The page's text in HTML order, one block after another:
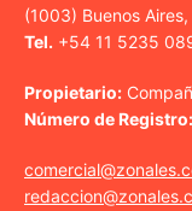
(1003) Buenos
Tel. +54 11 5235
Propietario:
Número de Registro: